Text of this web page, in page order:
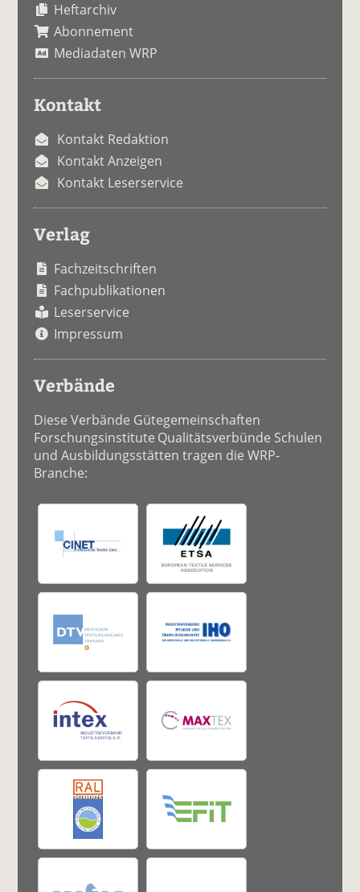
Heftarchiv
Abonnement
Mediadaten WRP
Kontakt
Kontakt Redaktion
Kontakt Anzeigen
Kontakt Leserservice
Verlag
Fachzeitschriften
Fachpublikationen
Leserservice
Impressum
Verbände
Diese Verbände Gütegemeinschaften
Forschungsinstitute Qualitätsverbünde Schulen
und Ausbildungsstätten tragen die WRP-
Branche: